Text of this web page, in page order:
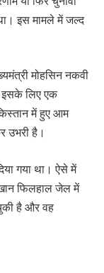
इस मामले में जल्द
मोहसिन नकवी
इसके लिए एक
में हुए आम
उभरी है।
गया था। ऐसे में
फिलहाल जेल में
है और वह